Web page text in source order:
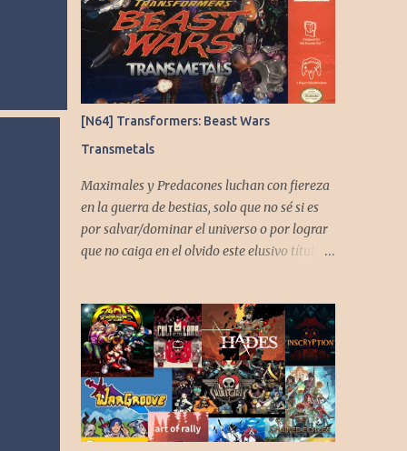
[N64] Transformers: Beast Wars
Transmetals
Maximales y Predacones luchan con fiereza
en la guerra de bestias, solo que no sé si es
por salvar/dominar el universo o por lograr
que no caiga en el olvido este elusivo título